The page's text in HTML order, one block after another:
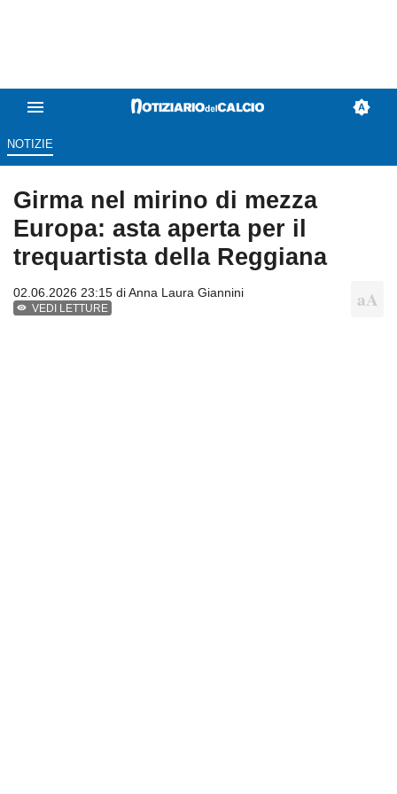
NOTIZIE
Girma nel mirino di mezza
Europa: asta aperta per il
trequartista della Reggiana
02.06.2026 23:15 diAnna Laura Giannini
VEDI LETTURE